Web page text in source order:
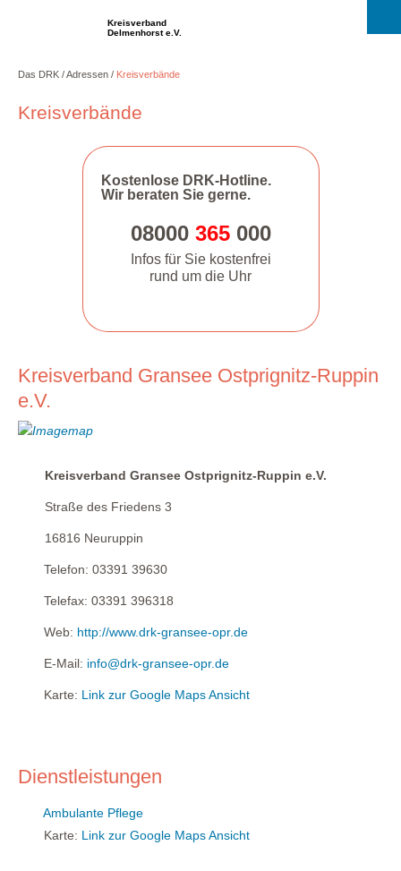
Kreisverband
Delmenhorst e.V.
Das DRK Adressen Kreisverbände
Kreisverbände
Kostenlose DRK-Hotline.
Wir beraten Sie gerne.
08000 365000
Infos für Sie kostenfrei
rund um die Uhr
Kreisverband Gransee Ostprignitz-Ruppin
e.V.
Kreisverband Gransee Ostprignitz-Ruppin e.V.
Straße des Friedens 3
16816 Neuruppin
Telefon: 03391 39630
Telefax: 03391 396318
Web: http://www.drk-gransee-opr.de
E-Mail: info@drk-gransee-opr.de
Karte: Link zur Google Maps Ansicht
Dienstleistungen
Ambulante Pflege
Karte: Link zur Google Maps Ansicht